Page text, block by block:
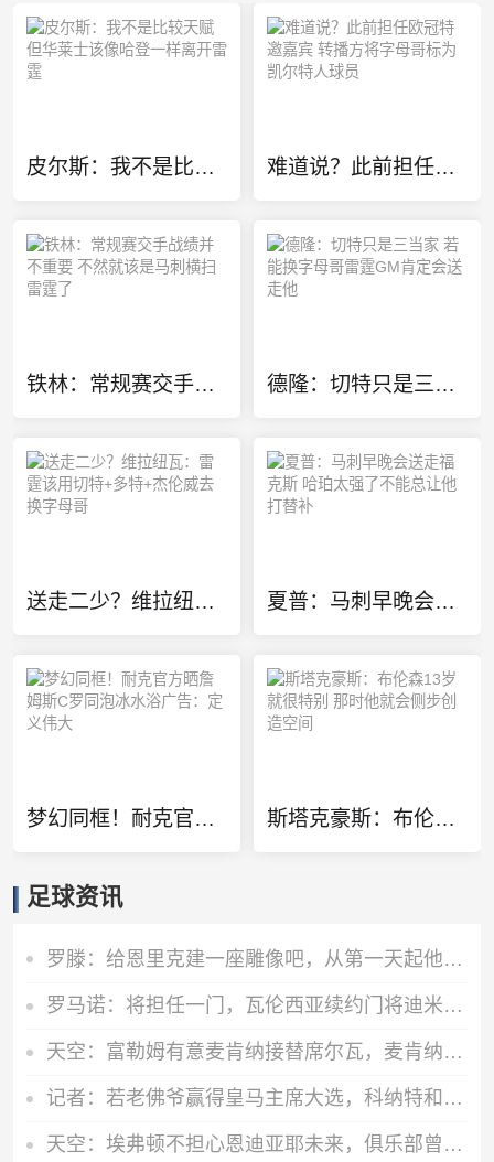
皮尔斯：我不是比较天赋 但华莱士该像哈登一样离开雷霆 难道说？此前担任欧冠特邀嘉宾 转播方将字母哥标为凯尔特人球员
铁林：常规赛交手战绩并不重要 不然就该是马刺横扫雷霆了 德隆：切特只是三当家 若能换字母哥雷霆GM肯定会送走他
送走二少？维拉纽瓦：雷霆该用切特+多特+杰伦威去换字母哥 夏普：马刺早晚会送走福克斯 哈珀太强了不能总让他打替补
梦幻同框！耐克官方晒詹姆斯C罗同泡冰水浴广告：定义伟大 斯塔克豪斯：布伦森13岁就很特别 那时他就会侧步创造空间
足球资讯
罗滕：给恩里克建一座雕像吧，从第一天起他就奠定了巴黎的基石
罗马诺：将担任一门，瓦伦西亚续约门将迪米特列夫斯基至2028年
天空：富勒姆有意麦肯纳接替席尔瓦，麦肯纳解约金约800万镑
记者：若老佛爷赢得皇马主席大选，科纳特和邓弗里斯将会加盟
天空：埃弗顿不担心恩迪亚耶未来，俱乐部曾就改善合同进行过谈判